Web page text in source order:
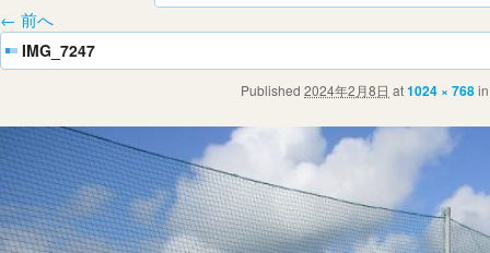
← 前へ
IMG_7247
Published 2024年2月8日 at1024 × 768